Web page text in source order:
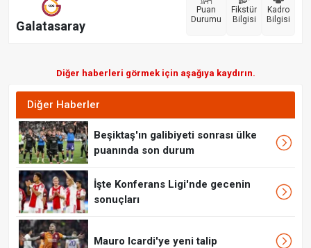
Galatasaray
Puan
Durumu
Fikstür
Bilgisi
Kadro
Bilgisi
Diğer haberleri görmek için aşağıya kaydırın.
Diğer Haberler
Beşiktaş'ın galibiyeti sonrası ülke
puanında son durum
İşte Konferans Ligi'nde gecenin
sonuçları
Mauro Icardi'ye yeni talip